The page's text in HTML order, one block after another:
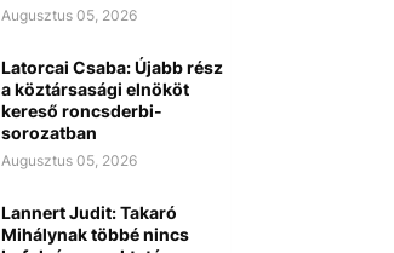
Augusztus 05, 2026
Latorcai Csaba: Újabb rész
a köztársasági elnököt
kereső roncsderbi-
sorozatban
Augusztus 05, 2026
Lannert Judit: Takaró
Mihálynak többé nincs